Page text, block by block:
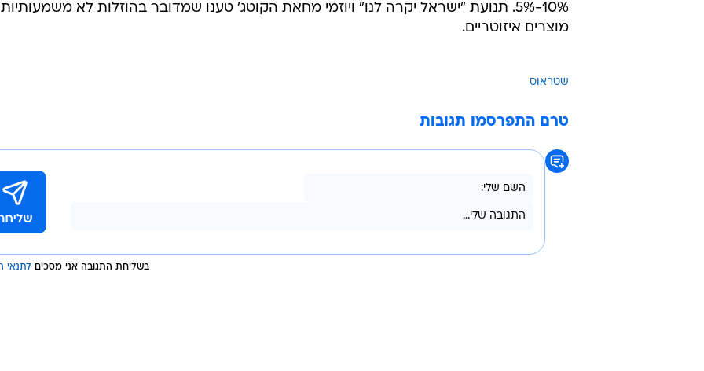
10%-5%. תנועת "ישראל יקרה לנו" ויוזמי מחאת הקוטג' טענו שמדובר בהוזלות לא
מוצרים איזוטריים.
שטראוס
טרם התפרסמו תגובות
בשליחת התגובה אני מסכים לתנאי